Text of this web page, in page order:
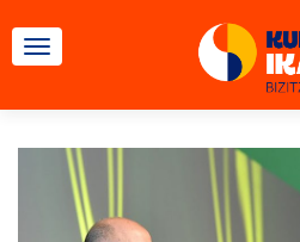
TOGGLE NAVIGATION